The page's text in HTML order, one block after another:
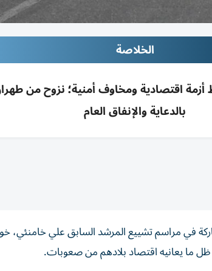
الخلاصة
اقتصادية ومخاوف أمنية؛ نزوح من
بالدعاية والإنفاق العام
في مراسم تشييع المرشد السابق علي خامنئي،
ظل ما يعانيه اقتصاد بلادهم من صعوبات.